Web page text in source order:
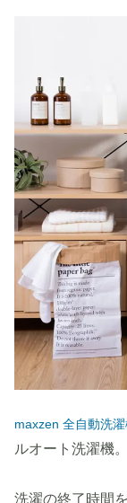
maxzen 全自動洗
ルオート洗濯機。
洗濯の終了時間